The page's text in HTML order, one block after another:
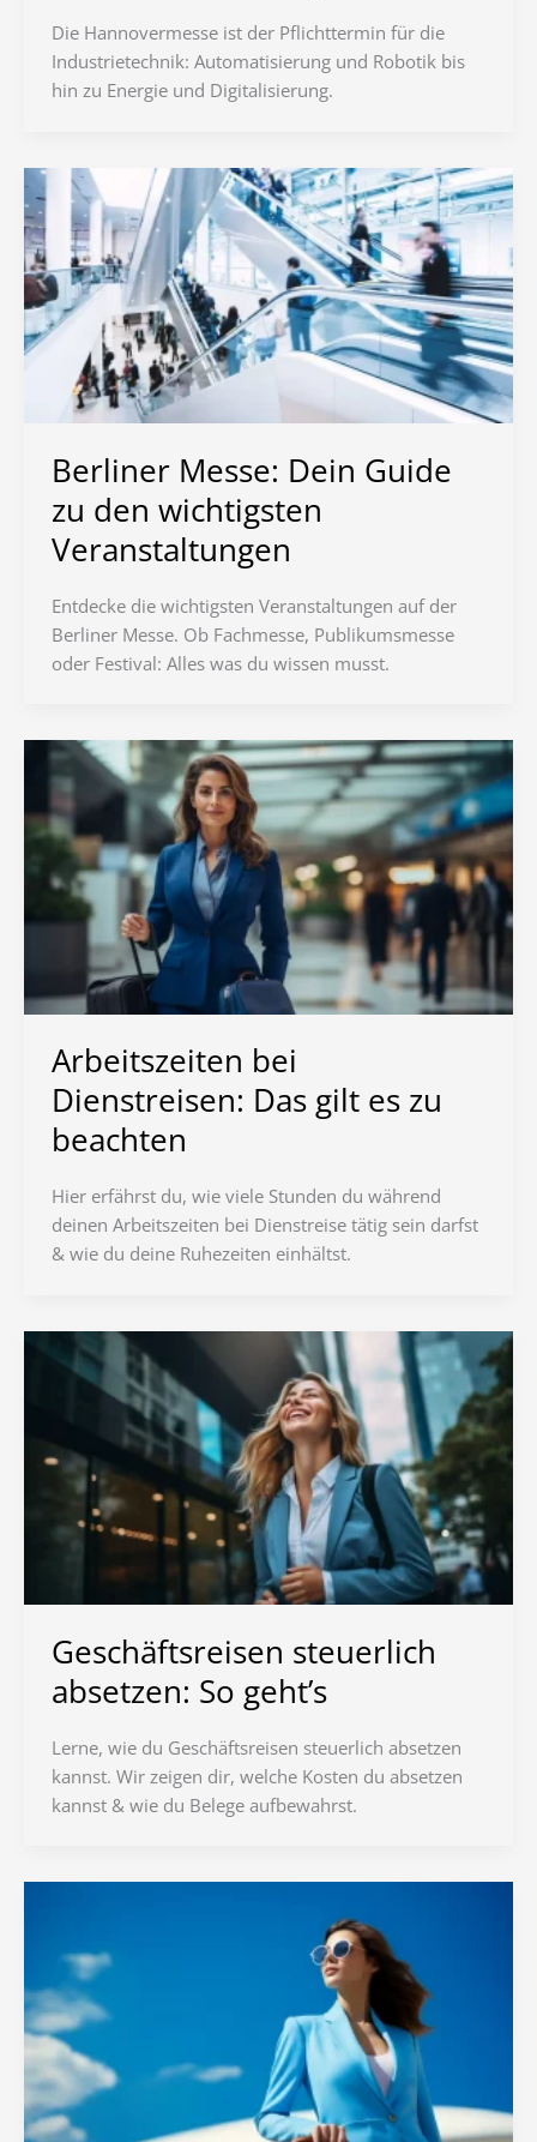
Die Hannovermesse ist der Pflichttermin für die
Industrietechnik: Automatisierung und Robotik bis
hin zu Energie und Digitalisierung.
Berliner Messe: Dein Guide
zu den wichtigsten
Veranstaltungen
Entdecke die wichtigsten Veranstaltungen auf der
Berliner Messe. Ob Fachmesse, Publikumsmesse
oder Festival: Alles was du wissen musst.
Arbeitszeiten bei
Dienstreisen: Das gilt es zu
beachten
Hier erfährst du, wie viele Stunden du während
deinen Arbeitszeiten bei Dienstreise tätig sein darfst
& wie du deine Ruhezeiten einhältst.
Geschäftsreisen steuerlich
absetzen: So geht’s
Lerne, wie du Geschäftsreisen steuerlich absetzen
kannst. Wir zeigen dir, welche Kosten du absetzen
kannst & wie du Belege aufbewahrst.